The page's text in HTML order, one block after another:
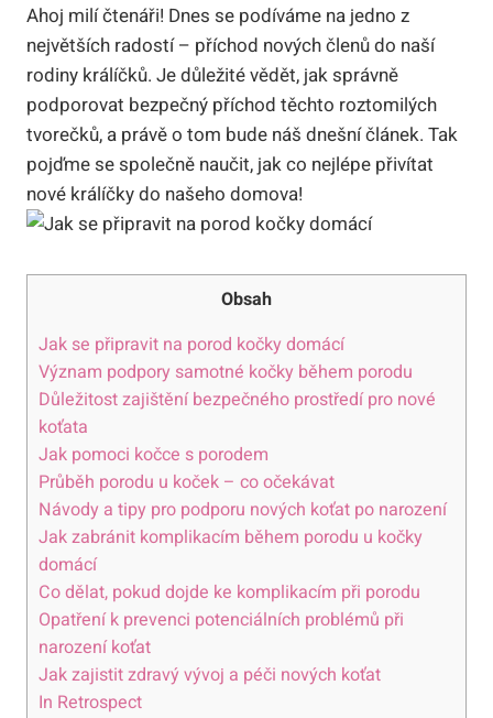
Ahoj milí čtenáři! Dnes se podíváme na jedno z
největších radostí – příchod nových členů do naší
rodiny králíčků. Je důležité vědět, jak správně
podporovat bezpečný příchod těchto roztomilých
tvorečků, a právě o tom bude náš dnešní článek. Tak
pojďme se společně naučit, jak co nejlépe přivítat
nové králíčky do našeho domova!
Obsah
Jak se připravit na porod kočky domácí
Význam podpory samotné kočky během porodu
Důležitost zajištění bezpečného prostředí pro nové
koťata
Jak pomoci kočce s porodem
Průběh porodu u koček – co očekávat
Návody a tipy pro podporu nových koťat po narození
Jak zabránit komplikacím během porodu u kočky
domácí
Co dělat, pokud dojde ke komplikacím při porodu
Opatření k prevenci potenciálních problémů při
narození koťat
Jak zajistit zdravý vývoj a péči nových koťat
In Retrospect